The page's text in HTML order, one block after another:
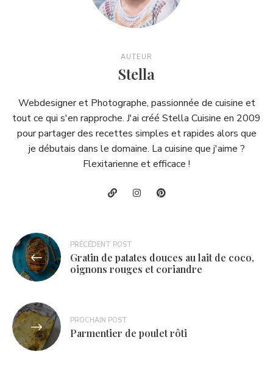
AUTEUR
Stella
Webdesigner et Photographe, passionnée de cuisine et
tout ce qui s'en rapproche. J'ai créé Stella Cuisine en 2009
pour partager des recettes simples et rapides alors que
je débutais dans le domaine. La cuisine que j'aime ?
Flexitarienne et efficace !
Navigation
de
l’article
PRÉCÉDENT POST
Gratin de patates douces au lait de coco,
oignons rouges et coriandre
PROCHAIN POST
Parmentier de poulet rôti